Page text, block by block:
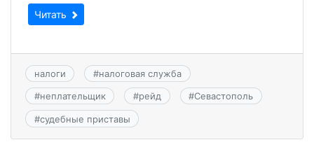
Читать
налоги #налоговая служба
#неплательщик #рейд #Севастополь
#судебные приставы